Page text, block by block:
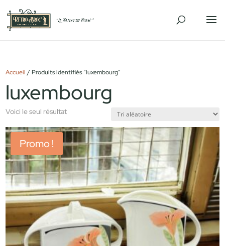
Accueil / Produits identifiés “luxembourg”
luxembourg
Voici le seul résultat
Promo !